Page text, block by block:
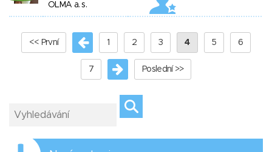
OLMA a. s.
<< První 1 2 3 4 5 6
7 Poslední >>